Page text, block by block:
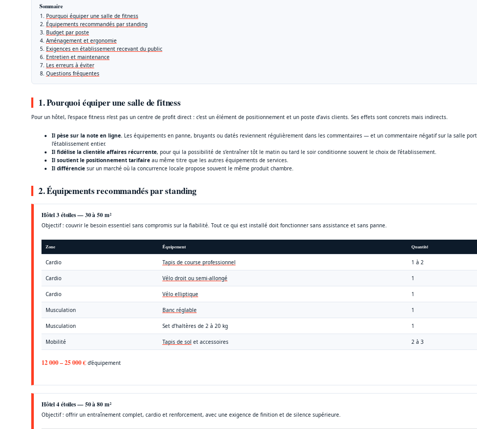
Sommaire
Pourquoi équiper une salle de fitness
Équipements recommandés par standing
Budget par poste
Aménagement et ergonomie
Exigences en établissement recevant du public
Entretien et maintenance
Les erreurs à éviter
Questions fréquentes
1. Pourquoi équiper une salle de fitness
Pour un hôtel, l’espace fitness n’est pas un centre de profit direct : c’est un élément de positionnement et un poste d’avis clients. Ses effets sont concrets mais indirects.
Il pèse sur la note en ligne. Les équipements en panne, bruyants ou datés reviennent régulièrement dans les commentaires — et un commentaire négatif sur la salle
l’établissement entier.
Il fidélise la clientèle affaires récurrente, pour qui la possibilité de s’entraîner tôt le matin ou tard le soir conditionne souvent le choix de l’établissement.
Il soutient le positionnement tarifaireau même titre que les autres équipements de services.
Il différenciesur un marché où la concurrence locale propose souvent le même produit chambre.
2. Équipements recommandés par standing
Hôtel 3 étoiles — 30 à 50 m²
Objectif : couvrir le besoin essentiel sans compromis sur la fiabilité. Tout ce qui est installé doit fonctionner sans assistance et sans panne.
Zone Équipement Quantité
Cardio Tapis de course professionnel 1 à 2
Cardio Vélo droit ou semi-allongé 1
Cardio Vélo elliptique 1
Musculation Banc réglable 1
Musculation Set d’haltères de 2 à 20 kg 1
Mobilité Tapis de sol et accessoires 2 à 3
12 000 – 25 000 €d’équipement
Hôtel 4 étoiles — 50 à 80 m²
Objectif : offrir un entraînement complet, cardio et renforcement, avec une exigence de finition et de silence supérieure.